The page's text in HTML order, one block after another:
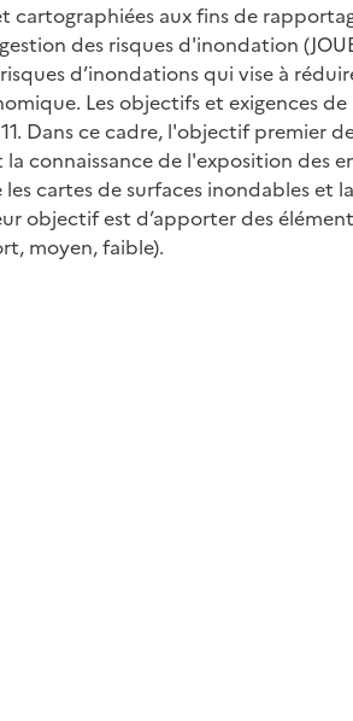
cartographiées aux fins de
des risques d'inondation (JOUE
d’inondations qui vise à
Les objectifs et exigences
Dans ce cadre, l'objectif premier
connaissance de l'exposition des
cartes de surfaces inondables et
objectif est d’apporter des
moyen, faible).